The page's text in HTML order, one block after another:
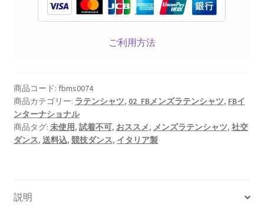
ご利用方法
商品コード: fbms0074
商品カテゴリー: ラテンシャツ, 02_FBメンズラテンシャツ, FBイ
ンターナショナル
商品タグ: 未使用, 試着不可, おススメ, メンズラテンシャツ, 社交
ダンス, 送料込, 競技ダンス, イタリア製
説明